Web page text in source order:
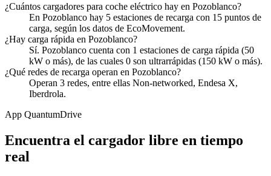
¿Cuántos cargadores para coche eléctrico hay en Pozoblanco?
En Pozoblanco hay 5 estaciones de recarga con 15 puntos de
carga, según los datos de EcoMovement.
¿Hay carga rápida en Pozoblanco?
Sí. Pozoblanco cuenta con 1 estaciones de carga rápida (50
kW o más), de las cuales 0 son ultrarrápidas (150 kW o más).
¿Qué redes de recarga operan en Pozoblanco?
Operan 3 redes, entre ellas Non-networked, Endesa X,
Iberdrola.
App QuantumDrive
Encuentra el cargador libre en tiempo
real